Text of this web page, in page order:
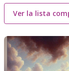
Ver la lista